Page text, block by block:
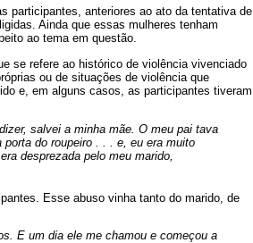
participantes, anteriores ao ato da tentativa de
Ainda que essas mulheres tenham
ao tema em questão.
se refere ao histórico de violência vivenciado
ou de situações de violência que
e, em alguns casos, as participantes tiveram
salvei a minha mãe. O meu pai tava
do roupeiro . . . e, eu era muito
desprezada pelo meu marido,
Esse abuso vinha tanto do marido, de
E um dia ele me chamou e começou a